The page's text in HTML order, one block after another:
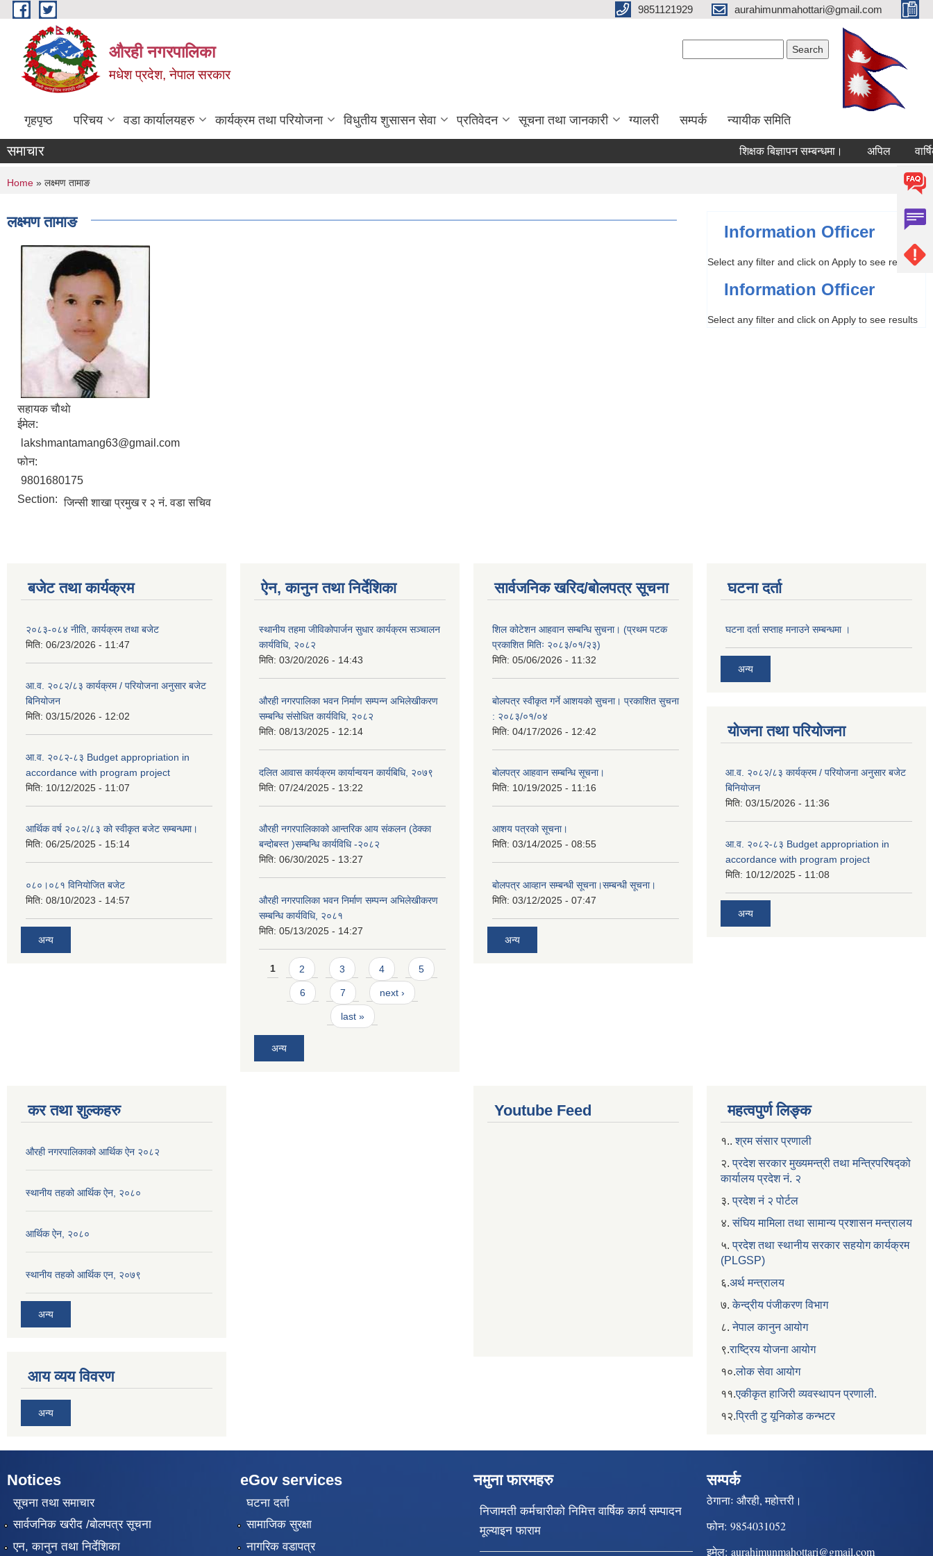
Skip to main content 9851121929 aurahimunmahottari@gmail.com
औरही नगरपालिका
मधेश प्रदेश, नेपाल सरकार
गृहपृष्ठ परिचय वडा कार्यालयहरु कार्यक्रम तथा परियोजना विधुतीय शुसासन सेवा प्रतिवेदन सूचना तथा जानकारी ग्यालरी सम्पर्क न्यायीक समिति
समाचार शिक्षक बिज्ञापन सम्बन्धमा। अपिल वार्षिक
You are here
Home » लक्ष्मण तामाङ
लक्ष्मण तामाङ
सहायक चाैथाे
ईमेल:
lakshmantamang63@gmail.com
फोन:
9801680175
Section: जिन्सी शाखा प्रमुख र २ नं. वडा सचिव
Information Officer
Select any filter and click on Apply to see results
Information Officer
Select any filter and click on Apply to see results
बजेट तथा कार्यक्रम
२०८३-०८४ नीति, कार्यक्रम तथा बजेट
मिति: 06/23/2026 - 11:47
आ.व. २०८२/८३ कार्यक्रम / परियोजना अनुसार बजेट
बिनियोजन
मिति: 03/15/2026 - 12:02
आ.व. २०८२-८३ Budget appropriation in
accordance with program project
मिति: 10/12/2025 - 11:07
आर्थिक वर्ष २०८२/८३ को स्वीकृत बजेट सम्बन्धमा।
मिति: 06/25/2025 - 15:14
०८०।०८१ विनियोजित बजेट
मिति: 08/10/2023 - 14:57
अन्य
ऐन, कानुन तथा निर्देशिका
स्थानीय तहमा जीविकोपार्जन सुधार कार्यक्रम सञ्चालन
कार्यविधि, २०८२
मिति: 03/20/2026 - 14:43
औरही नगरपालिका भवन निर्माण सम्पन्न अभिलेखीकरण
सम्बन्धि संसोधित कार्यविधि, २०८२
मिति: 08/13/2025 - 12:14
दलित आवास कार्यक्रम कार्यान्वयन कार्यबिधि, २०७९
मिति: 07/24/2025 - 13:22
औरही नगरपालिकाको आन्तरिक आय संकलन (ठेक्का
बन्दोबस्त )सम्बन्धि कार्यविधि -२०८२
मिति: 06/30/2025 - 13:27
औरही नगरपालिका भवन निर्माण सम्पन्न अभिलेखीकरण
सम्बन्धि कार्यविधि, २०८१
मिति: 05/13/2025 - 14:27
Pages
1 2 3 4 5
6 7 next ›
last »
अन्य
सार्वजनिक खरिद/बोलपत्र सूचना
शिल कोटेशन आहवान सम्बन्धि सुचना। (प्रथम पटक
प्रकाशित मितिः २०८३/०१/२३)
मिति: 05/06/2026 - 11:32
बोलपत्र स्वीकृत गर्ने आशयको सुचना। प्रकाशित सुचना
: २०८३/०१/०४
मिति: 04/17/2026 - 12:42
बोलपत्र आहवान सम्बन्धि सूचना।
मिति: 10/19/2025 - 11:16
आशय पत्रको सूचना।
मिति: 03/14/2025 - 08:55
बोलपत्र आव्हान सम्बन्धी सूचना।सम्बन्धी सूचना।
मिति: 03/12/2025 - 07:47
अन्य
घटना दर्ता
घटना दर्ता सप्ताह मनाउने सम्बन्धमा ।
अन्य
योजना तथा परियोजना
आ.व. २०८२/८३ कार्यक्रम / परियोजना अनुसार बजेट
बिनियोजन
मिति: 03/15/2026 - 11:36
आ.व. २०८२-८३ Budget appropriation in
accordance with program project
मिति: 10/12/2025 - 11:08
अन्य
कर तथा शुल्कहरु
औरही नगरपालिकाको आर्थिक ऐन २०८२
स्थानीय तहको आर्थिक ऐन, २०८०
आर्थिक ऐन, २०८०
स्थानीय तहको आर्थिक एन, २०७९
अन्य
आय व्यय विवरण
अन्य
Youtube Feed महत्वपुर्ण लिङ्क
१..श्रम संसार प्रणाली
२. प्रदेश सरकार मुख्यमन्त्री तथा मन्त्रिपरिषद्को
कार्यालय प्रदेश नं. २
३.प्रदेश नं २ पोर्टल
४.संघिय मामिला तथा सामान्य प्रशासन मन्त्रालय
५.प्रदेश तथा स्थानीय सरकार सहयाेग कार्यक्रम
(PLGSP)
६.अर्थ मन्त्रालय
७.केन्द्रीय पंजीकरण विभाग
८.नेपाल कानुन आयोग
९.राष्ट्रिय योजना आयोग
१०.लोक सेवा आयोग
११.एकीकृत हाजिरी व्यवस्थापन प्रणाली.
१२.प्रिती टु यूनिकोड कन्भटर
Notices
सूचना तथा समाचार
सार्वजनिक खरीद /बोलपत्र सूचना
एन, कानुन तथा निर्देशिका
eGov services
घटना दर्ता
सामाजिक सुरक्षा
नागरिक वडापत्र
नमुना फारमहरु
निजामती कर्मचारीको निमित्त वार्षिक कार्य सम्पादन
मूल्याइन फाराम
सम्पर्क
ठेगानाः औरही, महोत्तरी।
फोन: 9854031052
इमेल: aurahimunmahottari@gmail.com